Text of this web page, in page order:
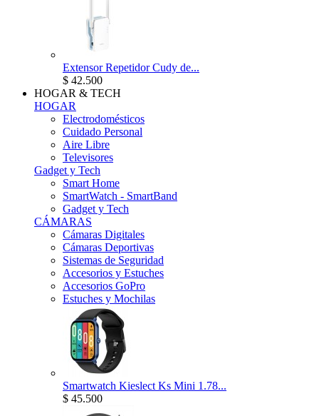
Extensor Repetidor Cudy de...
$ 42.500
HOGAR & TECH
HOGAR
Electrodomésticos
Cuidado Personal
Aire Libre
Televisores
Gadget y Tech
Smart Home
SmartWatch - SmartBand
Gadget y Tech
CÁMARAS
Cámaras Digitales
Cámaras Deportivas
Sistemas de Seguridad
Accesorios y Estuches
Accesorios GoPro
Estuches y Mochilas
Smartwatch Kieslect Ks Mini 1.78...
$ 45.500